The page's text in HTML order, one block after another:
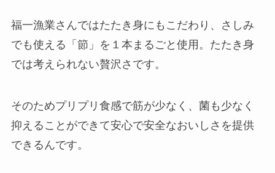
福一漁業さんではたたき身にもこだわり、さしみ
でも使える「節」を１本まるごと使用。たたき身
では考えられない贅沢さです。
そのためプリプリ食感で筋が少なく、菌も少なく
抑えることができて安心で安全なおいしさを提供
できるんです。